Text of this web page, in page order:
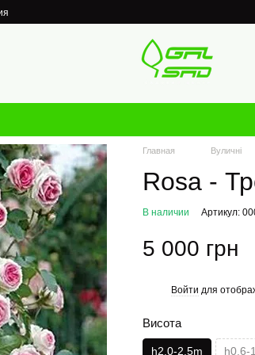
Главная Вуличні
Rosa -
В наличии Артикул:
5 000 грн
Войти для
Висота
h2.0-2.5m h0.6-